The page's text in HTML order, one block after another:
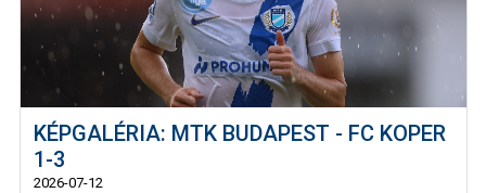
KÉPGALÉRIA: MTK BUDAPEST - FC KOPER
1-3
2026-07-12